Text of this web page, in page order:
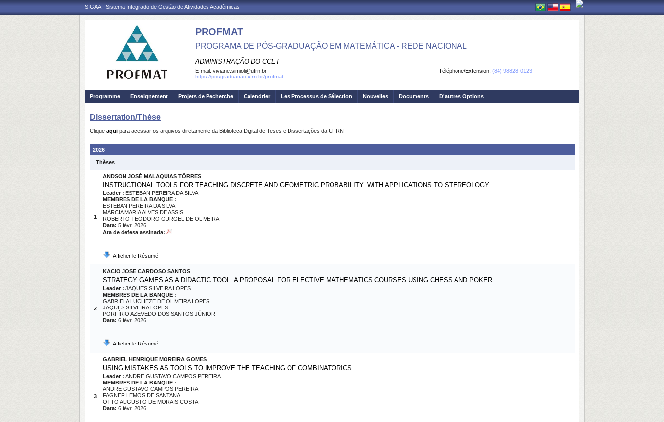
SIGAA - Sistema Integrado de Gestão de Atividades Acadêmicas
PROFMAT
PROGRAMA DE PÓS-GRADUAÇÃO EM MATEMÁTICA - REDE NACIONAL
ADMINISTRAÇÃO DO CCET
Téléphone/Extension: (84) 98828-0123
E-mail: viviane.simioli@ufrn.br
https://posgraduacao.ufrn.br/profmat
Programme Enseignement Projets de Pecherche Calendrier Les Processus de Sélection Nouvelles Documents D'autres Options
Dissertation/Thèse
Clique aqui para acessar os arquivos diretamente da Biblioteca Digital de Teses e Dissertações da UFRN
2026
Thèses
1
ANDSON JOSÉ MALAQUIAS TÔRRES
INSTRUCTIONAL TOOLS FOR TEACHING DISCRETE AND GEOMETRIC PROBABILITY: WITH APPLICATIONS TO STEREOLOGY
Leader : ESTEBAN PEREIRA DA SILVA
MEMBRES DE LA BANQUE :
ESTEBAN PEREIRA DA SILVA
MÁRCIA MARIA ALVES DE ASSIS
ROBERTO TEODORO GURGEL DE OLIVEIRA
Data: 5 févr. 2026
Ata de defesa assinada:
Afficher le Résumé
2
KACIO JOSE CARDOSO SANTOS
STRATEGY GAMES AS A DIDACTIC TOOL: A PROPOSAL FOR ELECTIVE MATHEMATICS COURSES USING CHESS AND POKER
Leader : JAQUES SILVEIRA LOPES
MEMBRES DE LA BANQUE :
GABRIELA LUCHEZE DE OLIVEIRA LOPES
JAQUES SILVEIRA LOPES
PORFÍRIO AZEVEDO DOS SANTOS JÚNIOR
Data: 6 févr. 2026
Afficher le Résumé
3
GABRIEL HENRIQUE MOREIRA GOMES
USING MISTAKES AS TOOLS TO IMPROVE THE TEACHING OF COMBINATORICS
Leader : ANDRE GUSTAVO CAMPOS PEREIRA
MEMBRES DE LA BANQUE :
ANDRE GUSTAVO CAMPOS PEREIRA
FAGNER LEMOS DE SANTANA
OTTO AUGUSTO DE MORAIS COSTA
Data: 6 févr. 2026